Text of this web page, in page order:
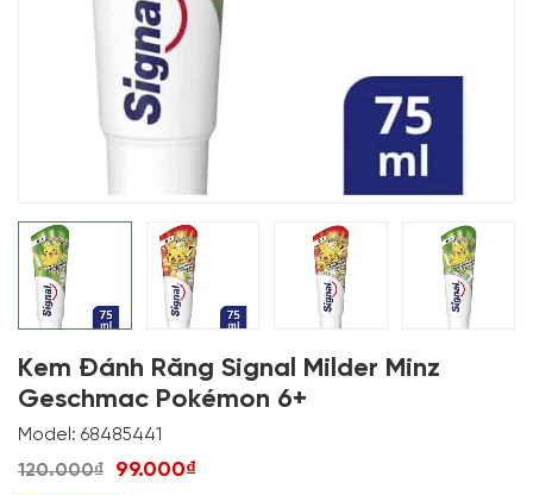
Kem Đánh Răng Signal Milder Minz
Geschmac Pokémon 6+
Model: 68485441
120.000₫ 99.000₫